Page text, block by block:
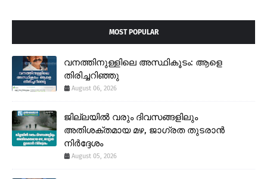
MOST POPULAR
വനത്തിനുള്ളിലെ അസ്ഥികൂടം: ആളെ
തിരിച്ചറിഞ്ഞു
August 06, 2026
ജില്ലയിൽ വരും ദിവസങ്ങളിലും
അതിശക്തമായ മഴ, ജാഗ്രത തുടരാൻ
നിർദ്ദേശം
August 05, 2026